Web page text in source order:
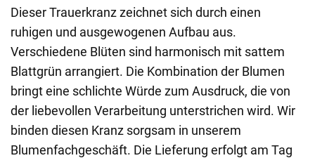
Dieser Trauerkranz zeichnet sich durch einen
ruhigen und ausgewogenen Aufbau aus.
Verschiedene Blüten sind harmonisch mit sattem
Blattgrün arrangiert. Die Kombination der Blumen
bringt eine schlichte Würde zum Ausdruck, die von
der liebevollen Verarbeitung unterstrichen wird. Wir
binden diesen Kranz sorgsam in unserem
Blumenfachgeschäft. Die Lieferung erfolgt am Tag